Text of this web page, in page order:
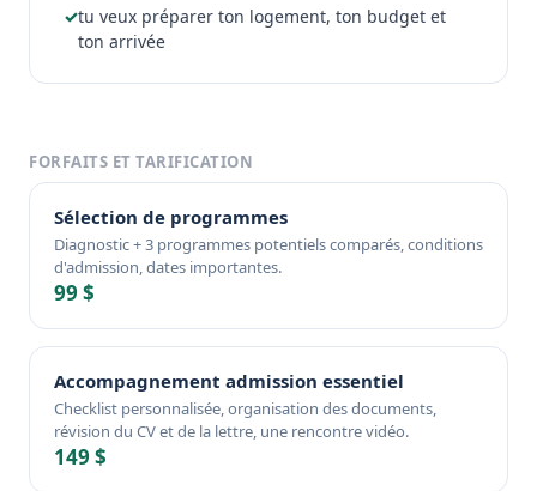
✓tu veux préparer ton logement, ton budget et
ton arrivée
FORFAITS ET TARIFICATION
Sélection de programmes
Diagnostic + 3 programmes potentiels comparés, conditions
d'admission, dates importantes.
99 $
Accompagnement admission essentiel
Checklist personnalisée, organisation des documents,
révision du CV et de la lettre, une rencontre vidéo.
149 $